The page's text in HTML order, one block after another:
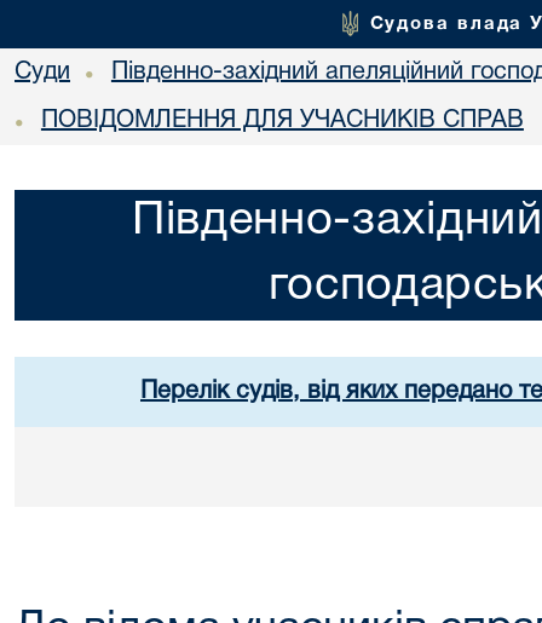
Судова влада
Суди • Південно-західний апеляційний
• ПОВІДОМЛЕННЯ ДЛЯ УЧАСНИКІВ СПРАВ
Південно-
Перелік судів, від яких передано